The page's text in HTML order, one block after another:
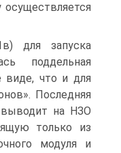
для запуска
поддельная
виде, что и для
Последняя
выводит на НЗО
только из
модуля и